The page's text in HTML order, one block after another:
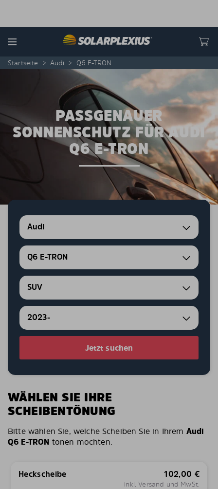
Menu
Startseite > Audi > Q6 E-TRON
PASSGENAUER
SONNENSCHUTZ FÜR AUDI
Q6 E-TRON
Audi
Q6 E-TRON
SUV
2023-
Jetzt suchen
WÄHLEN SIE IHRE
SCHEIBENTÖNUNG
Bitte wählen Sie, welche Scheiben Sie in Ihrem Audi
Q6 E-TRON tönen möchten.
Heckscheibe 102,00 €
inkl. Versand und MwSt.